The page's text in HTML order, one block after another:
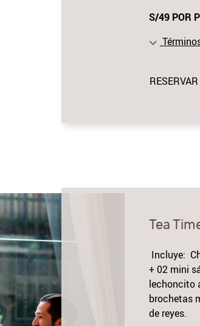
S/49 POR
Tea
Incluye:
+ 02 mini
lechoncito
brochetas
de reyes.